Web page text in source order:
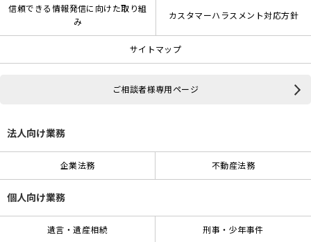
信頼できる情報発信に向けた取り組
み
カスタマーハラスメント対応方針
サイトマップ
ご相談者様専用ページ
法人向け業務
企業法務 不動産法務
個人向け業務
遺言・遺産相続 刑事・少年事件